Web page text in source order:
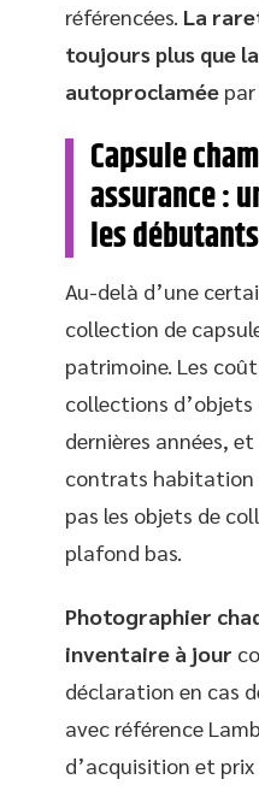
référencées. La
toujours plus que
autoproclamée
Capsule
assurance :
les débutants
Au-delà d’une
collection de
patrimoine. Les
collections
dernières années,
contrats habitation
pas les objets de
plafond bas.
Photographier
inventaire à jour
déclaration en cas
avec référence
d’acquisition et